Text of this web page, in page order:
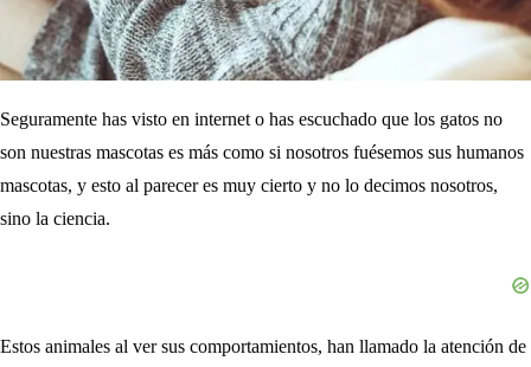
Seguramente has visto en internet o has escuchado que los gatos no
son nuestras mascotas es más como si nosotros fuésemos sus humanos
mascotas, y esto al parecer es muy cierto y no lo decimos nosotros,
sino la ciencia.
Estos animales al ver sus comportamientos, han llamado la atención de